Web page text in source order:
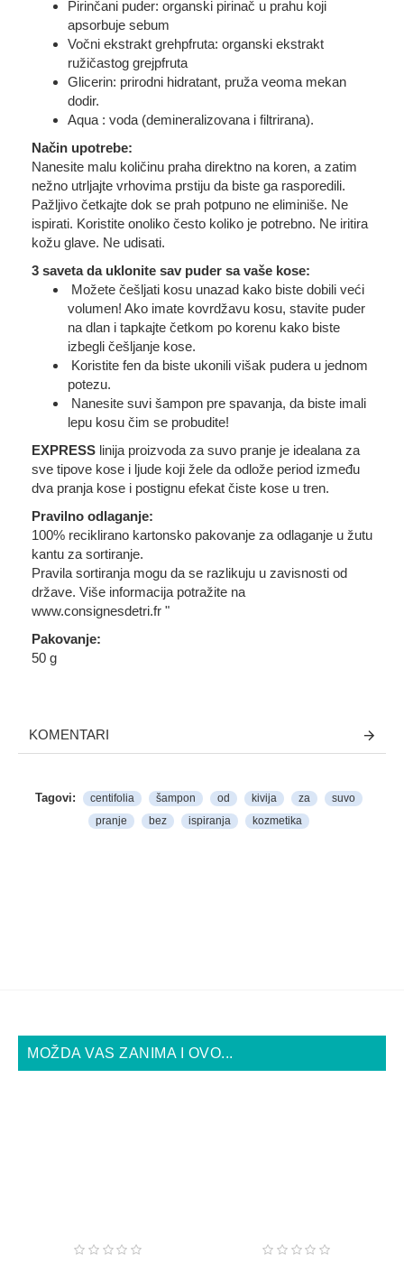
Pirinčani puder: organski pirinač u prahu koji
apsorbuje sebum
Vočni ekstrakt grehpfruta: organski ekstrakt
ružičastog grejpfruta
Glicerin: prirodni hidratant, pruža veoma mekan
dodir.
Aqua : voda (demineralizovana i filtrirana).
Način upotrebe:
Nanesite malu količinu praha direktno na koren, a zatim
nežno utrljajte vrhovima prstiju da biste ga rasporedili.
Pažljivo četkajte dok se prah potpuno ne eliminiše. Ne
ispirati. Koristite onoliko često koliko je potrebno. Ne iritira
kožu glave. Ne udisati.
3 saveta da uklonite sav puder sa vaše kose:
Možete češljati kosu unazad kako biste dobili veći
volumen! Ako imate kovrdžavu kosu, stavite puder
na dlan i tapkajte četkom po korenu kako biste
izbegli češljanje kose.
Koristite fen da biste ukonili višak pudera u jednom
potezu.
Nanesite suvi šampon pre spavanja, da biste imali
lepu kosu čim se probudite!
EXPRESS linija proizvoda za suvo pranje je idealana za
sve tipove kose i ljude koji žele da odlože period između
dva pranja kose i postignu efekat čiste kose u tren.
Pravilno odlaganje:
100% reciklirano kartonsko pakovanje za odlaganje u žutu
kantu za sortiranje.
Pravila sortiranja mogu da se razlikuju u zavisnosti od
države. Više informacija potražite na
www.consignesdetri.fr "
Pakovanje:
50 g
KOMENTARI
Tagovi: centifolia šampon od kivija za
suvo
pranje
bez ispiranja kozmetika
MOŽDA VAS ZANIMA I OVO...